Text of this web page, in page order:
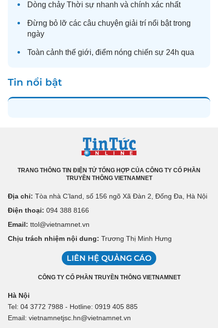
Dòng chảy Thời sự nhanh và chính xác nhất
Đừng bỏ lỡ các câu chuyện giải trí nổi bật trong
ngày
Toàn cảnh thế giới, điểm nóng chiến sự 24h qua
Tin nổi bật
TRANG THÔNG TIN ĐIỆN TỬ TỔNG HỢP CỦA CÔNG TY CỔ PHẦN
TRUYỀN THÔNG VIETNAMNET
Địa chỉ: Tòa nhà C’land, số 156 ngõ Xã Đàn 2, Đống Đa, Hà Nội
Điện thoại: 094 388 8166
Email: ttol@vietnamnet.vn
Chịu trách nhiệm nội dung: Trương Thị Minh Hưng
LIÊN HỆ QUẢNG CÁO
CÔNG TY CỔ PHẦN TRUYỀN THÔNG VIETNAMNET
Hà Nội
Tel: 04 3772 7988 - Hotline: 0919 405 885
Email: vietnamnetjsc.hn@vietnamnet.vn